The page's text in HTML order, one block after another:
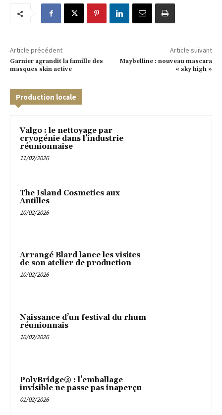
Article précédent
Garnier agrandit la famille des
masques skin active
Article suivant
Maybelline : nouveau mascara
« sky high »
Production locale
Valgo : le nettoyage par
cryogénie dans l’industrie
réunionnaise
11/02/2026
The Island Cosmetics aux
Antilles
10/02/2026
Arrangé Blard lance les visites
de son atelier de production
10/02/2026
Naissance d’un festival du rhum
réunionnais
10/02/2026
PolyBridge® : l’emballage
invisible ne passe pas inaperçu
01/02/2026